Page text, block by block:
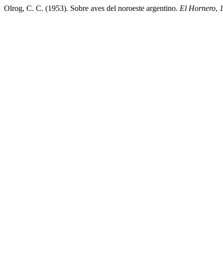
Olrog, C. C. (1953). Sobre aves del noroeste argentino. El Hornero,